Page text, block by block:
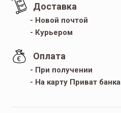
Доставка
- Новой почтой
- Курьером
Оплата
- При получении
- На карту Приват банка